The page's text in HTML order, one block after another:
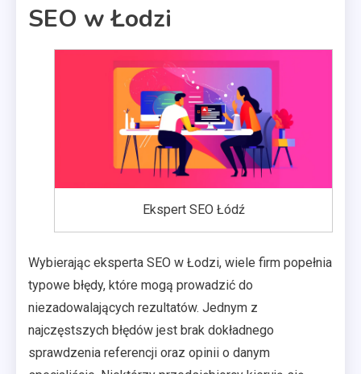
SEO w Łodzi
Ekspert SEO Łódź
Wybierając eksperta SEO w Łodzi, wiele firm popełnia
typowe błędy, które mogą prowadzić do
niezadowalających rezultatów. Jednym z
najczęstszych błędów jest brak dokładnego
sprawdzenia referencji oraz opinii o danym